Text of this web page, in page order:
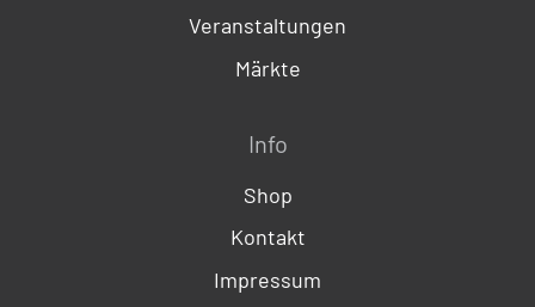
Veranstaltungen
Märkte
Info
Shop
Kontakt
Impressum